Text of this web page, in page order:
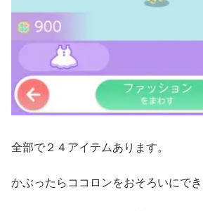
全部で２４アイテムあります。
かぶったらココロンをおそろいにでき